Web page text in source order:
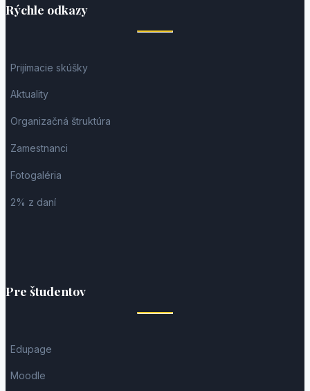
Rýchle odkazy
Prijímacie skúšky
Aktuality
Organizačná štruktúra
Zamestnanci
Fotogaléria
2% z daní
Pre študentov
Edupage
Moodle